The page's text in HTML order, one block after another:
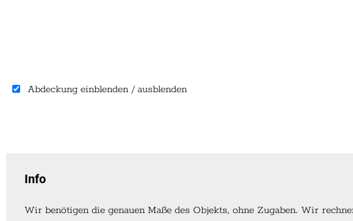
Abdeckung einblenden / ausblenden
Info
Wir benötigen die genauen Maße des Objekts, ohne Zugaben. Wir